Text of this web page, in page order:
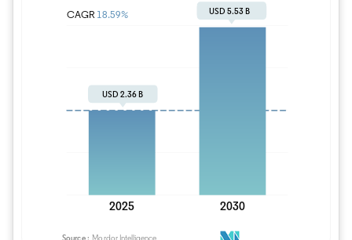
Bild © Mordor Intelligence.